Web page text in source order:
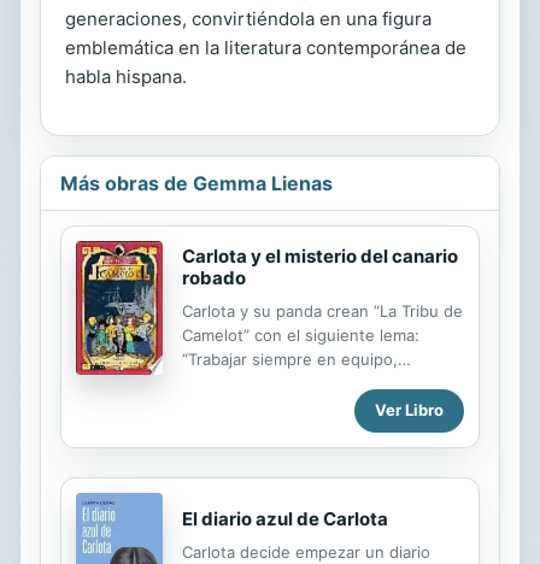
generaciones, convirtiéndola en una figura
emblemática en la literatura contemporánea de
habla hispana.
Más obras de Gemma Lienas
Carlota y el misterio del canario
robado
Carlota y su panda crean “La Tribu de
Camelot” con el siguiente lema:
“Trabajar siempre en equipo,
igualdad”. Su primera misión será
recuperar el canario de Rosa, la
desaparecido
Ver Libro
El diario azul de Carlota
Carlota decide empezar un diario